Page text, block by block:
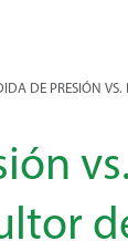
DE PRESIÓN VS.